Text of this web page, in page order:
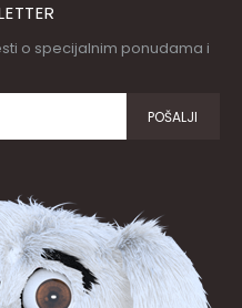
o specijalnim ponudama i